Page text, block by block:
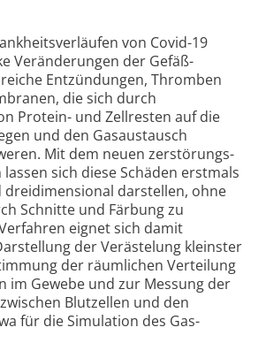
von Covid-19
Veränderungen der Gefäß­
Entzündungen, Thromben
die sich durch
Protein- und Zellresten auf die
und den Gasaustausch
Mit dem neuen zerstörungs­
sich diese Schäden erstmals
darstellen, ohne
Schnitte und Färbung zu
eignet sich damit
der Verästelung kleinster
der räumlichen Verteilung
im Gewebe und zur Messung der
Blutzellen und den
für die Simulation des Gas­